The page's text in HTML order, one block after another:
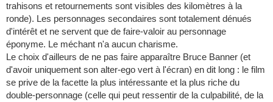
trahisons et retournements sont visibles des kilomètres à la
ronde). Les personnages secondaires sont totalement dénués
d'intérêt et ne servent que de faire-valoir au personnage
éponyme. Le méchant n'a aucun charisme.
Le choix d'ailleurs de ne pas faire apparaître Bruce Banner (et
d'avoir uniquement son alter-ego vert à l'écran) en dit long : le film
se prive de la facette la plus intéressante et la plus riche du
double-personnage (celle qui peut ressentir de la culpabilité, de la